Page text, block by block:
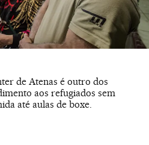
de Atenas é outro dos
aos refugiados sem
até aulas de boxe.